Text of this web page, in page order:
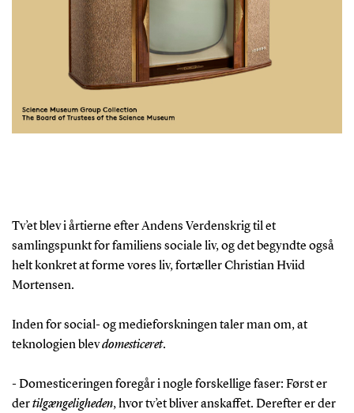
Tv’et blev i årtierne efter Andens Verdenskrig til et
samlingspunkt for familiens sociale liv, og det begyndte også
helt konkret at forme vores liv, fortæller Christian Hviid
Mortensen.
Inden for social- og medieforskningen taler man om, at
teknologien blevdomesticeret.
- Domesticeringen foregår i nogle forskellige faser: Først er
dertilgængeligheden, hvor tv’et bliver anskaffet. Derefter er der